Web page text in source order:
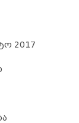
2017